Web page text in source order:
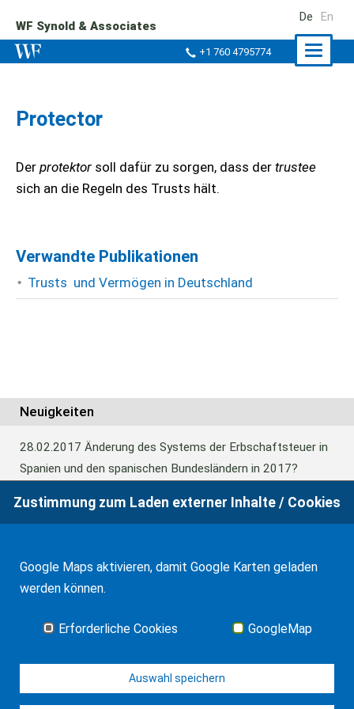
WF Synold & Associates
+1 760 4795774
De En
Protector
Der protektor soll dafür zu sorgen, dass der trustee
sich an die Regeln des Trusts hält.
Verwandte Publikationen
Trusts und Vermögen in Deutschland
Neuigkeiten
28.02.2017 Änderung des Systems der Erbschaftsteuer in
Spanien und den spanischen Bundesländern in 2017?
24.06.2016Europäisches Güterrecht verabschiedet
01.01.2016
Erbschaftsteuer und Schenkungssteuer der
Zustimmung zum Laden externer Inhalte / Cookies
Google Maps aktivieren, damit Google Karten geladen
werden können.
Erforderliche Cookies GoogleMap
Auswahl speichern